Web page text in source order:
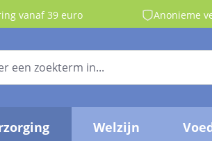
vanaf 39 euro Anonieme
Welzijn